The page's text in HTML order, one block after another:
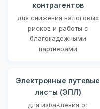
контрагентов
для снижения налоговых
рисков и работы с
благонадежными
партнерами
Электронные путевые
листы (ЭПЛ)
для избавления от